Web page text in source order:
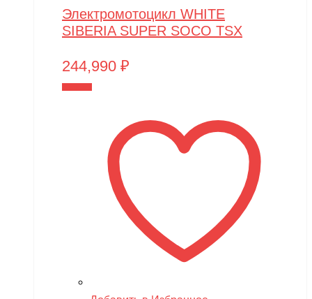
Электромотоцикл WHITE
SIBERIA SUPER SOCO TSX
244,990 ₽